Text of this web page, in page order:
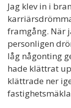
Jag klev in i
framgång. När
personligen
låg någonting
hade klättrat
klättrade ner